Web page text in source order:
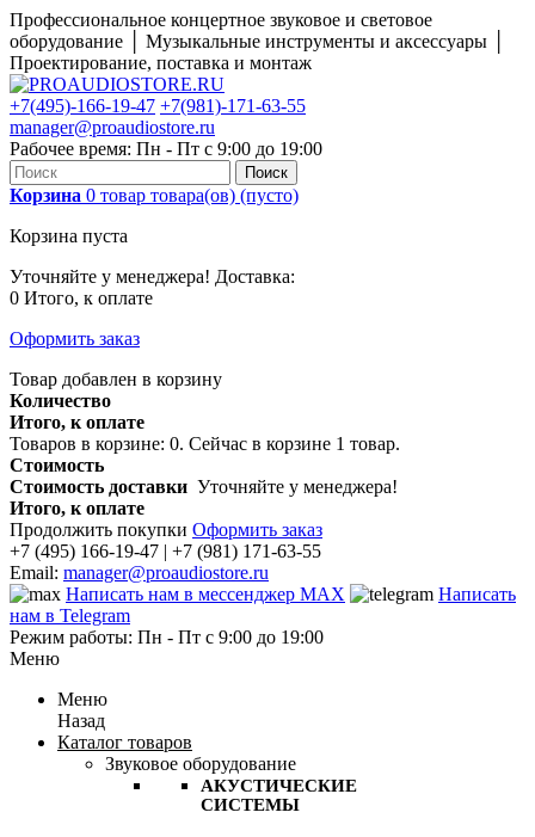
Профессиональное концертное звуковое и световое
оборудование │ Музыкальные инструменты и аксессуары │
Проектирование, поставка и монтаж
+7(495)-166-19-47 +7(981)-171-63-55
manager@proaudiostore.ru
Рабочее время: Пн - Пт с 9:00 до 19:00
Поиск
Корзина 0 товар товара(ов) (пусто)
Корзина пуста
Уточняйте у менеджера! Доставка:
0 Итого, к оплате
Оформить заказ
Товар добавлен в корзину
Количество
Итого, к оплате
Товаров в корзине: 0. Сейчас в корзине 1 товар.
Стоимость
Стоимость доставки Уточняйте у менеджера!
Итого, к оплате
Продолжить покупки Оформить заказ
+7 (495) 166-19-47 | +7 (981) 171-63-55
Email: manager@proaudiostore.ru
Написать нам в мессенджер MAX
Написать
нам в Telegram
Режим работы: Пн - Пт с 9:00 до 19:00
Меню
Меню
Назад
Каталог товаров
Звуковое оборудование
АКУСТИЧЕСКИЕ
СИСТЕМЫ